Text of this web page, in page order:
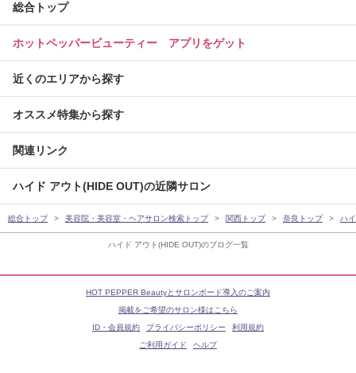
ハイド アウト(HIDE OUT)のブログ一覧
総合トップ
ホットペッパービューティー アプリをゲット
近くのエリアから探す
オススメ特集から探す
関連リンク
ハイド アウト(HIDE OUT)の近隣サロン
総合トップ 美容院・美容室・ヘアサロン検索トップ 関西トップ 奈良トップ ハ
HOT PEPPER Beautyとサロンボード導入のご案内
掲載をご希望のサロン様はこちら
ID・会員規約
プライバシーポリシー
利用規約
ご利用ガイド
ヘルプ